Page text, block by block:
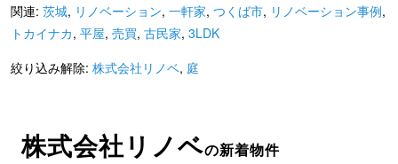
関連: 茨城, リノベーション, 一軒家, つくば市, リノベーション事例,
トカイナカ, 平屋, 売買, 古民家, 3LDK
絞り込み解除: 株式会社リノベ, 庭
株式会社リノベの新着物件